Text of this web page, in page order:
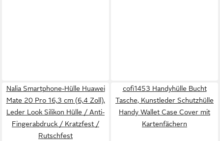
Nalia Smartphone-Hülle Huawei
Mate 20 Pro 16,3 cm (6,4 Zoll),
Leder Look Silikon Hülle / Anti-
Fingerabdruck / Kratzfest /
Rutschfest
cofi1453 Handyhülle Bucht
Tasche, Kunstleder Schutzhülle
Handy Wallet Case Cover mit
Kartenfächern